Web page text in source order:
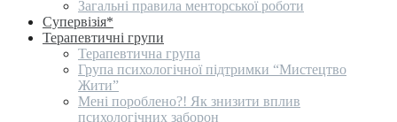
Загальні правила менторської роботи
Супервізія*
Терапевтичні групи
Терапевтична група
Група психологічної підтримки “Мистецтво
Жити”
Мені пороблено?! Як знизити вплив
психологічних заборон